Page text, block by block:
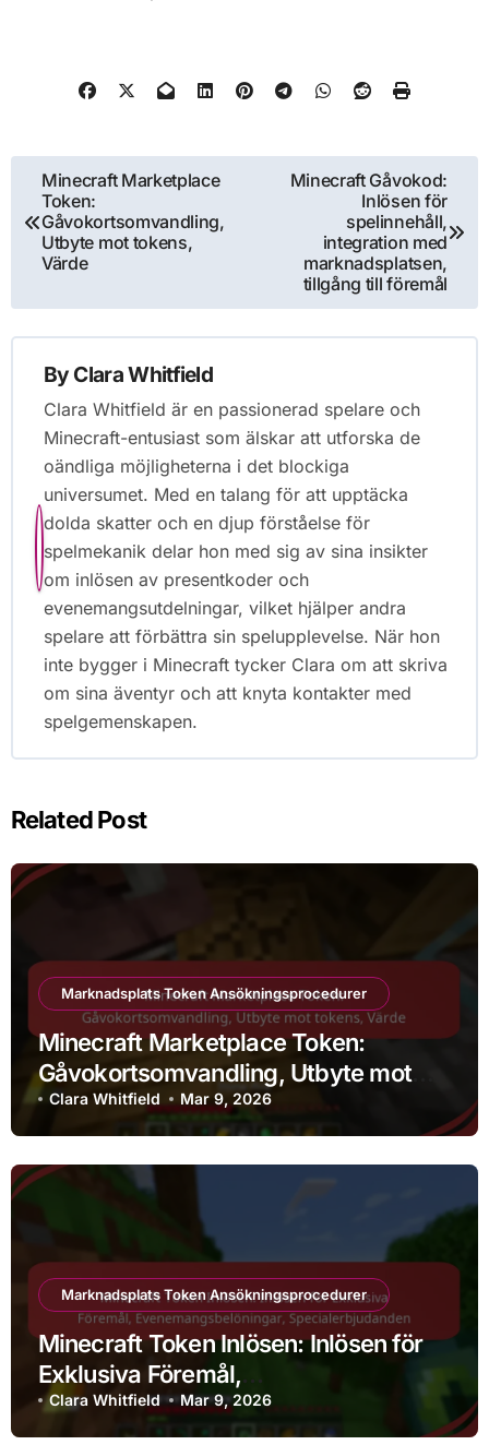
Post
navigation
Minecraft Marketplace
Token:
Gåvokortsomvandling,
Utbyte mot tokens,
Värde
Minecraft Gåvokod:
Inlösen för
spelinnehåll,
integration med
marknadsplatsen,
tillgång till föremål
By Clara Whitfield
Clara Whitfield är en passionerad spelare och
Minecraft-entusiast som älskar att utforska de
oändliga möjligheterna i det blockiga
universumet. Med en talang för att upptäcka
dolda skatter och en djup förståelse för
spelmekanik delar hon med sig av sina insikter
om inlösen av presentkoder och
evenemangsutdelningar, vilket hjälper andra
spelare att förbättra sin spelupplevelse. När hon
inte bygger i Minecraft tycker Clara om att skriva
om sina äventyr och att knyta kontakter med
spelgemenskapen.
Related Post
Marknadsplats Token Ansökningsprocedurer
Minecraft Marketplace Token:
Gåvokortsomvandling, Utbyte mot
tokens, Värde
Clara Whitfield Mar 9, 2026
Marknadsplats Token Ansökningsprocedurer
Minecraft Token Inlösen: Inlösen för
Exklusiva Föremål,
Evenemangsbelöningar,
Specialerbjudanden
Clara Whitfield Mar 9, 2026